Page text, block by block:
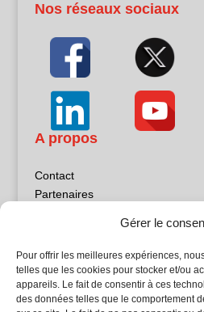
Gérer le
Pour offrir les meilleures expériences,
telles que les cookies pour stocker et/ou
appareils. Le fait de consentir à ces
des données telles que le comportement
Nos réseaux sociaux
A propos
Contact
Partenaires
Politique de confidentialité
Sites partenaires
5Façades